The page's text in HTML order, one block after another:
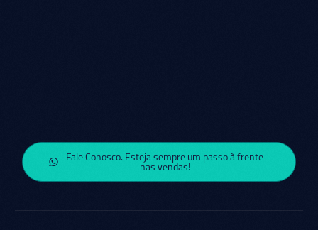
Fale Conosco. Esteja sempre um passo à frente
nas vendas!